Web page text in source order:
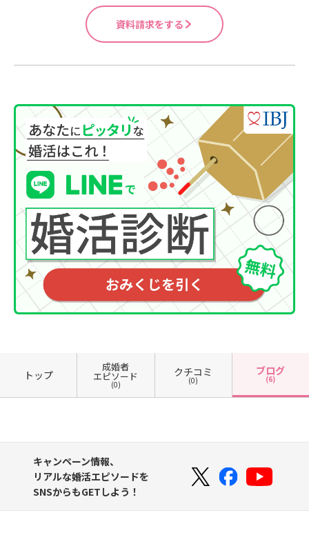
資料請求をする
トップ
成婚者
エピソード
(0)
クチコミ
(0)
ブログ
(6)
キャンペーン情報、
リアルな婚活エピソードを
SNSからもGETしよう！